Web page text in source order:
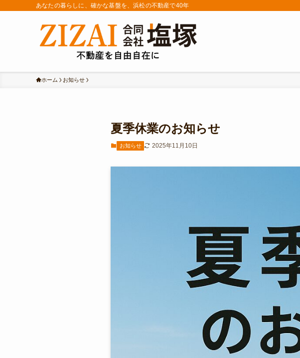
あなたの暮らしに、確かな基盤を、浜松の不動産で40年
ホーム お知らせ
夏季休業のお知らせ
お知らせ 2025年11月10日